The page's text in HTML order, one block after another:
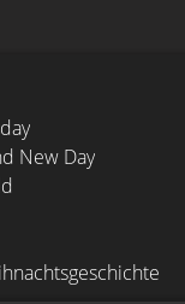
New Day